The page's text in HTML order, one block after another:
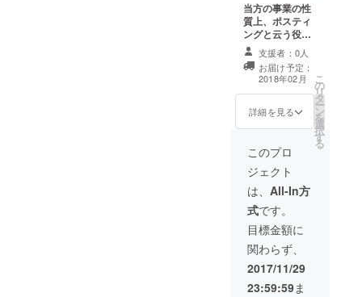
当方の事業の性
質上、ポスティ
ングと云う役務
の提供が可能で
す。 企業及び店
舗運営をされて
おり希望される
方には、ポス
ティングでリ
ティングが実施
出来る地域は福
岡県及び佐賀県
の一部となりま
す。 また、法令
遵守の観点から
性風俗や金融登
録のない金融機
関のチラシはお
断り致します。
支援者：0人
お届け予定：
2018年02月
詳細を見る
こ
の
リ
タ
ー
ン
を
選
択
す
る
このプロ
ジェクト
は、 All-In方
式です。
目標金額に
関わらず、
2017/11/29
23:59:59ま